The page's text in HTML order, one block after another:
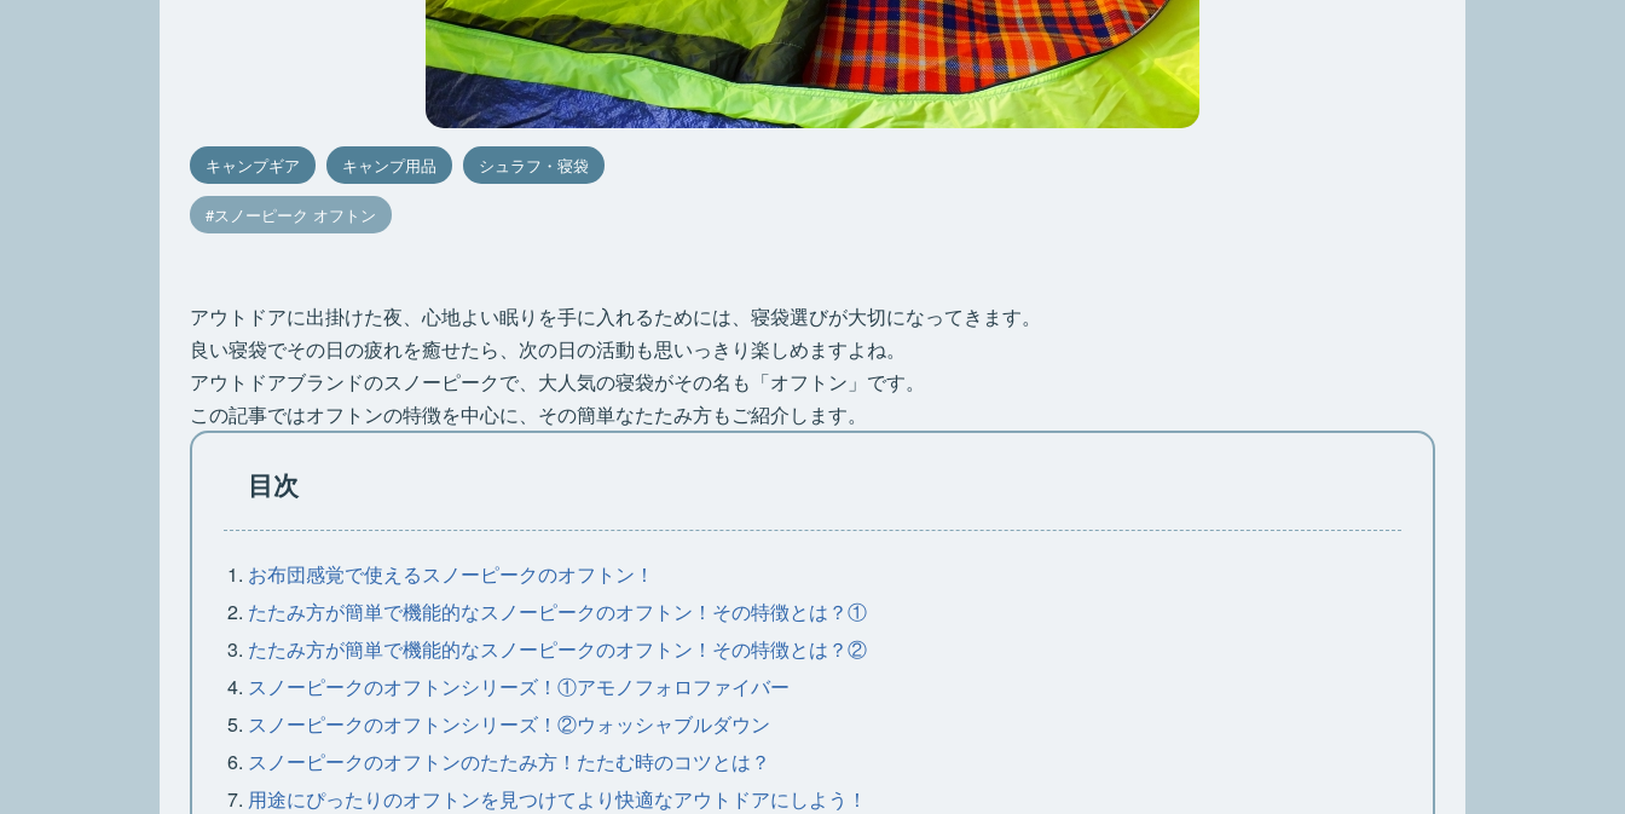
キャンプギア キャンプ用品 シュラフ・寝袋
スノーピーク オフトン
アウトドアに出掛けた夜、心地よい眠りを手に入れるためには、寝袋選びが大切になってきます。
良い寝袋でその日の疲れを癒せたら、次の日の活動も思いっきり楽しめますよね。
アウトドアブランドのスノーピークで、大人気の寝袋がその名も「オフトン」です。
この記事ではオフトンの特徴を中心に、その簡単なたたみ方もご紹介します。
目次
お布団感覚で使えるスノーピークのオフトン！
たたみ方が簡単で機能的なスノーピークのオフトン！その特徴とは？①
たたみ方が簡単で機能的なスノーピークのオフトン！その特徴とは？②
スノーピークのオフトンシリーズ！①アモノフォロファイバー
スノーピークのオフトンシリーズ！②ウォッシャブルダウン
スノーピークのオフトンのたたみ方！たたむ時のコツとは？
用途にぴったりのオフトンを見つけてより快適なアウトドアにしよう！